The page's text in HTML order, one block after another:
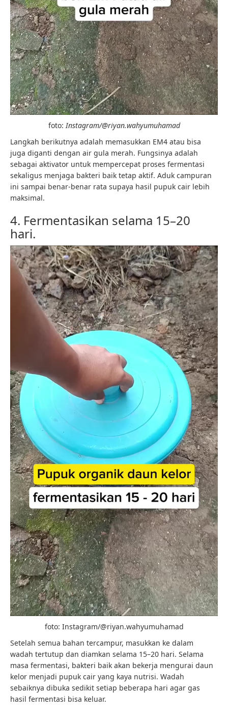
foto:Instagram/@riyan.wahyumuhamad
Langkah berikutnya adalah memasukkan EM4 atau bisa
juga diganti dengan air gula merah. Fungsinya adalah
sebagai aktivator untuk mempercepat proses fermentasi
sekaligus menjaga bakteri baik tetap aktif. Aduk campuran
ini sampai benar-benar rata supaya hasil pupuk cair lebih
maksimal.
4. Fermentasikan selama 15–20
hari.
foto: Instagram/@riyan.wahyumuhamad
Setelah semua bahan tercampur, masukkan ke dalam
wadah tertutup dan diamkan selama 15–20 hari. Selama
masa fermentasi, bakteri baik akan bekerja mengurai daun
kelor menjadi pupuk cair yang kaya nutrisi. Wadah
sebaiknya dibuka sedikit setiap beberapa hari agar gas
hasil fermentasi bisa keluar.